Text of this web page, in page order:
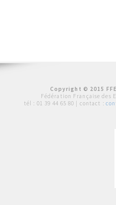
Copyright © 2015
Fédération Française des
tél : 01 39 44 65 80 | contact :